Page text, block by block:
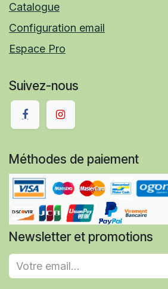
Catalogue
Configuration email
Espace Pro
Suivez-nous
Méthodes de paiement
Newsletter et promotions